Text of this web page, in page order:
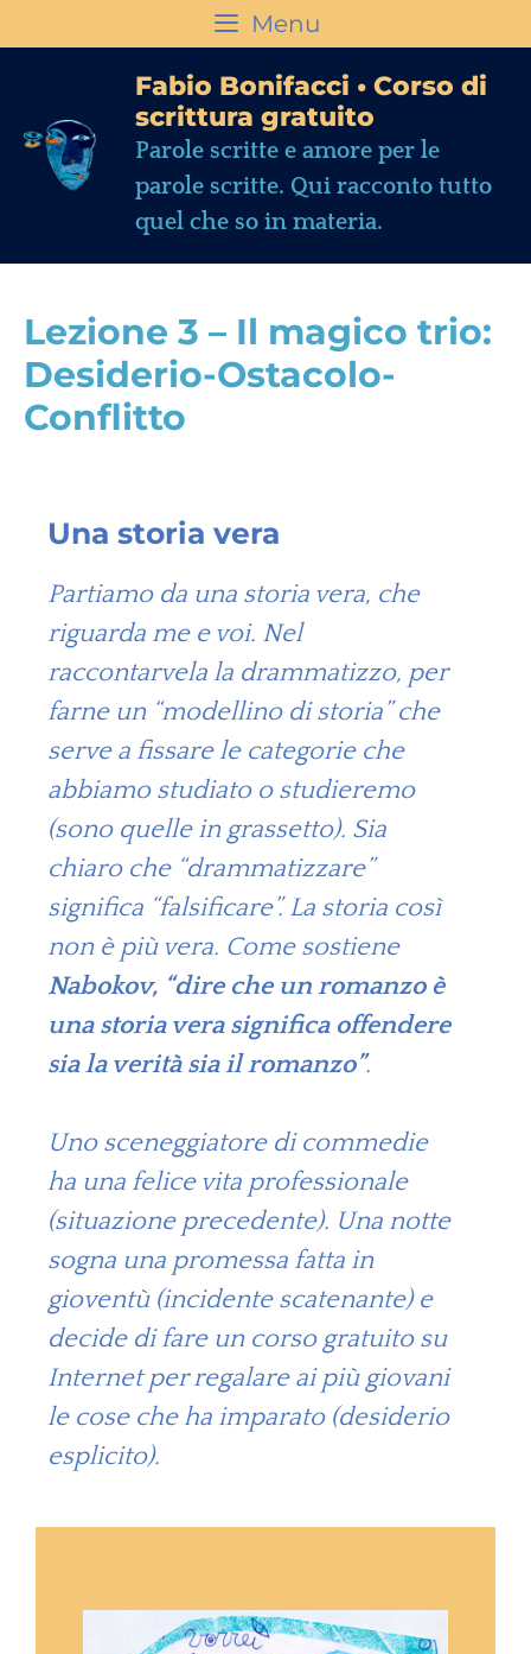
Menu
Fabio Bonifacci • Corso di
scrittura gratuito
Parole scritte e amore per le
parole scritte. Qui racconto tutto
quel che so in materia.
Lezione 3 – Il magico trio:
Desiderio-Ostacolo-
Conflitto
Una storia vera
Partiamo da una storia vera, che
riguarda me e voi. Nel
raccontarvela la drammatizzo, per
farne un “modellino di storia” che
serve a fissare le categorie che
abbiamo studiato o studieremo
(sono quelle in grassetto). Sia
chiaro che “drammatizzare”
significa “falsificare”. La storia così
non è più vera. Come sostiene
Nabokov, “dire che un romanzo è
una storia vera significa offendere
sia la verità sia il romanzo”.
Uno sceneggiatore di commedie
ha una felice vita professionale
(situazione precedente). Una notte
sogna una promessa fatta in
gioventù (incidente scatenante) e
decide di fare un corso gratuito su
Internet per regalare ai più giovani
le cose che ha imparato (desiderio
esplicito).